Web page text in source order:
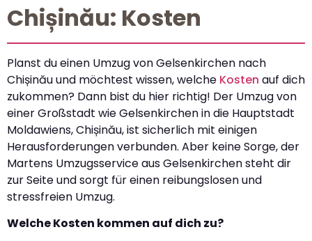
Chișinău: Kosten
Planst du einen Umzug von Gelsenkirchen nach
Chișinău und möchtest wissen, welche Kosten auf dich
zukommen? Dann bist du hier richtig! Der Umzug von
einer Großstadt wie Gelsenkirchen in die Hauptstadt
Moldawiens, Chișinău, ist sicherlich mit einigen
Herausforderungen verbunden. Aber keine Sorge, der
Martens Umzugsservice aus Gelsenkirchen steht dir
zur Seite und sorgt für einen reibungslosen und
stressfreien Umzug.
Welche Kosten kommen auf dich zu?